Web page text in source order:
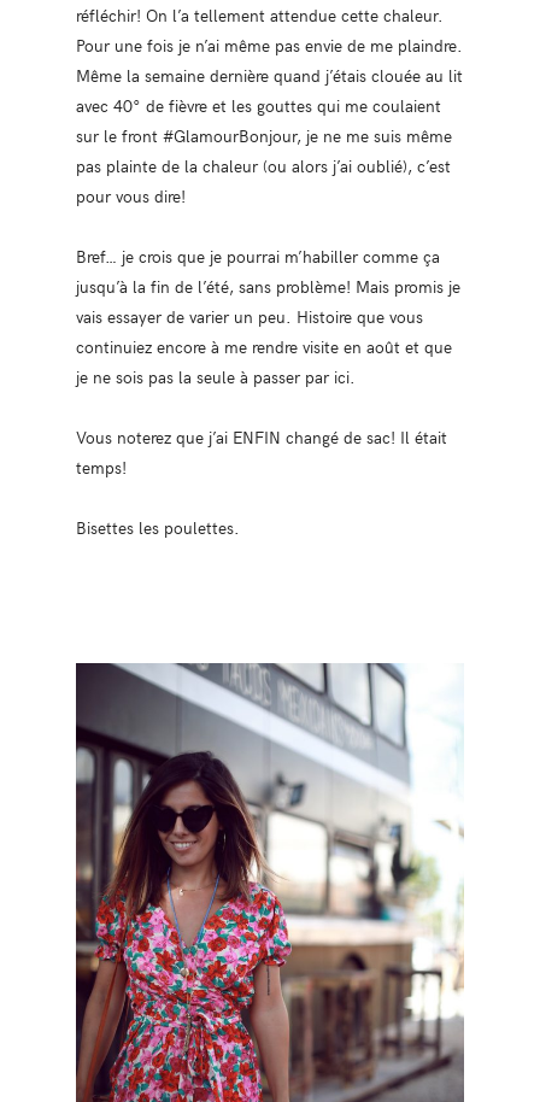
réfléchir! On l’a tellement attendue cette chaleur.
Pour une fois je n’ai même pas envie de me plaindre.
Même la semaine dernière quand j’étais clouée au lit
avec 40° de fièvre et les gouttes qui me coulaient
sur le front #GlamourBonjour, je ne me suis même
pas plainte de la chaleur (ou alors j’ai oublié), c’est
pour vous dire!
Bref… je crois que je pourrai m’habiller comme ça
jusqu’à la fin de l’été, sans problème! Mais promis je
vais essayer de varier un peu. Histoire que vous
continuiez encore à me rendre visite en août et que
je ne sois pas la seule à passer par ici.
Vous noterez que j’ai ENFIN changé de sac! Il était
temps!
Bisettes les poulettes.